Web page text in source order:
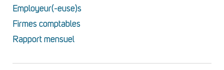
Employeur(-euse)s
Firmes comptables
Rapport mensuel